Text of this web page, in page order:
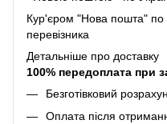
Кур'єром "Нова пошта"
перевізника
Детальніше про доставку
100% передоплата при
Безготівковий
Оплата після